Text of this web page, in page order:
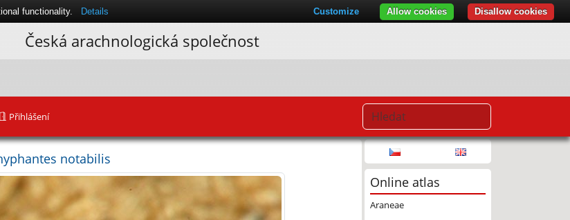
Česká arachnologická společnost
Přihlášení
notabilis
Online atlas
Araneae
functionality. Details Disallow cookies
Allow cookies
Customize